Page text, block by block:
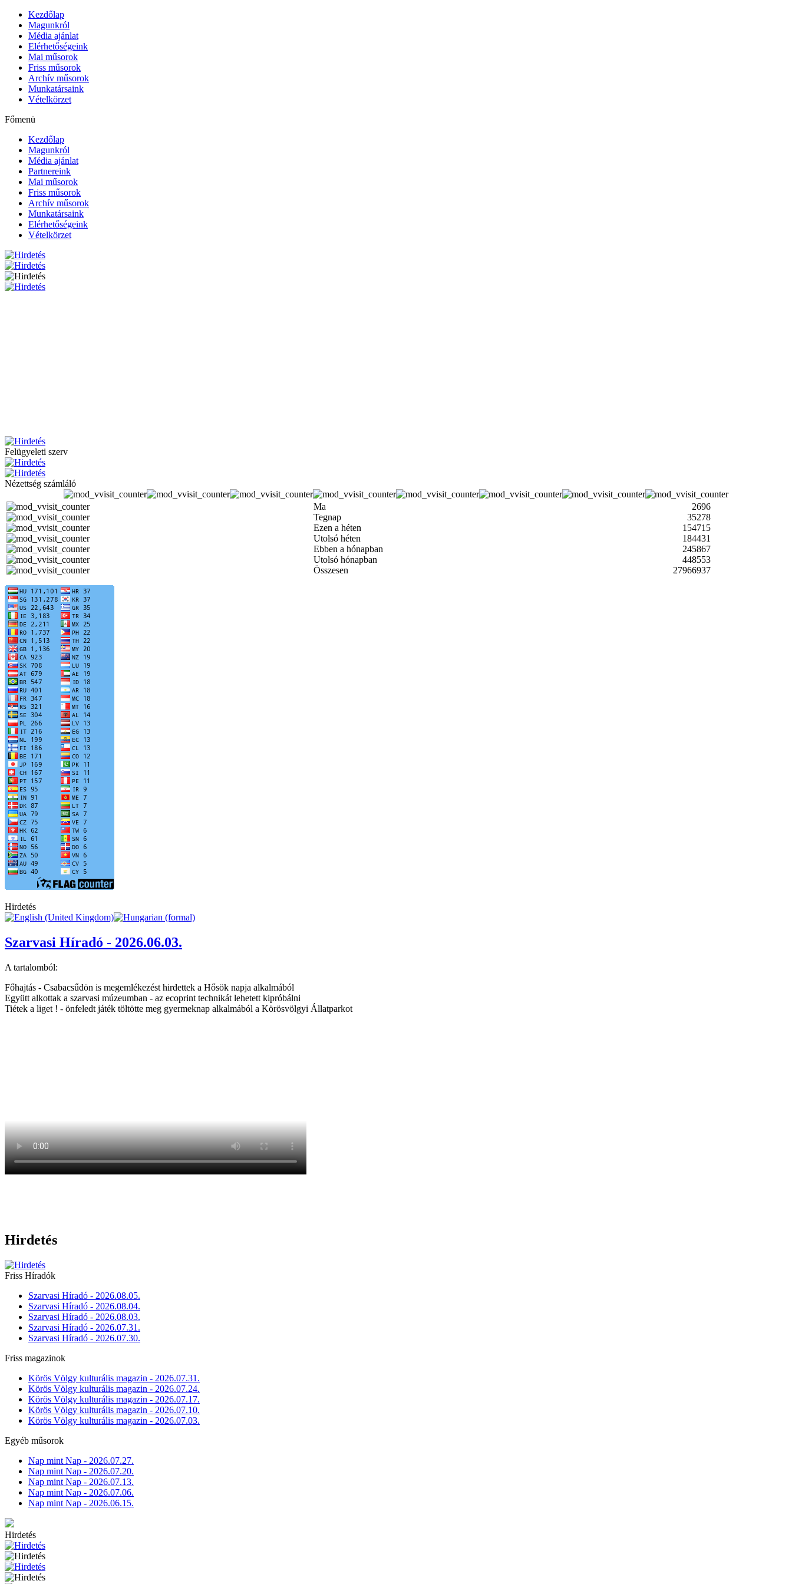
Kezdőlap
Magunkról
Média ajánlat
Elérhetőségeink
Mai műsorok
Friss műsorok
Archív műsorok
Munkatársaink
Vételkörzet
Főmenü
Kezdőlap
Magunkról
Média ajánlat
Partnereink
Mai műsorok
Friss műsorok
Archív műsorok
Munkatársaink
Elérhetőségeink
Vételkörzet
Felügyeleti szerv
Nézettség számláló
Ma
2696
Tegnap
35278
Ezen a héten
154715
Utolsó héten
184431
Ebben a hónapban
245867
Utolsó hónapban
448553
Összesen
27966937
Hirdetés
Szarvasi Híradó - 2026.06.03.
A tartalomból:
Főhajtás - Csabacsűdön is megemlékezést hirdettek a Hősök napja alkalmából
Együtt alkottak a szarvasi múzeumban - az ecoprint technikát lehetett kipróbálni
Tiétek a liget ! - önfeledt játék töltötte meg gyermeknap alkalmából a Körösvölgyi Állatparkot
Hirdetés
Friss Híradók
Szarvasi Híradó - 2026.08.05.
Szarvasi Híradó - 2026.08.04.
Szarvasi Híradó - 2026.08.03.
Szarvasi Híradó - 2026.07.31.
Szarvasi Híradó - 2026.07.30.
Friss magazinok
Körös Völgy kulturális magazin - 2026.07.31.
Körös Völgy kulturális magazin - 2026.07.24.
Körös Völgy kulturális magazin - 2026.07.17.
Körös Völgy kulturális magazin - 2026.07.10.
Körös Völgy kulturális magazin - 2026.07.03.
Egyéb műsorok
Nap mint Nap - 2026.07.27.
Nap mint Nap - 2026.07.20.
Nap mint Nap - 2026.07.13.
Nap mint Nap - 2026.07.06.
Nap mint Nap - 2026.06.15.
Hirdetés